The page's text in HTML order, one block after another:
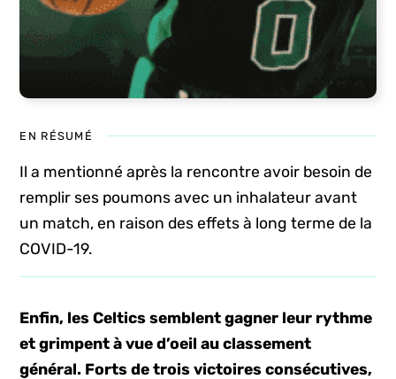
EN RÉSUMÉ
Il a mentionné après la rencontre avoir besoin de
remplir ses poumons avec un inhalateur avant
un match, en raison des effets à long terme de la
COVID-19.
Enfin, les Celtics semblent gagner leur rythme
et grimpent à vue d’oeil au classement
général. Forts de trois victoires consécutives,